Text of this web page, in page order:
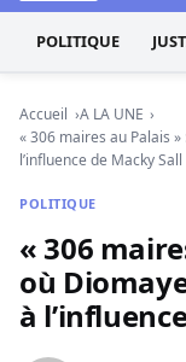
POLITIQUE
Accueil
A LA UNE
« 306 maires au Palais
l’influence de Macky Sall
POLITIQUE
« 306
où
à